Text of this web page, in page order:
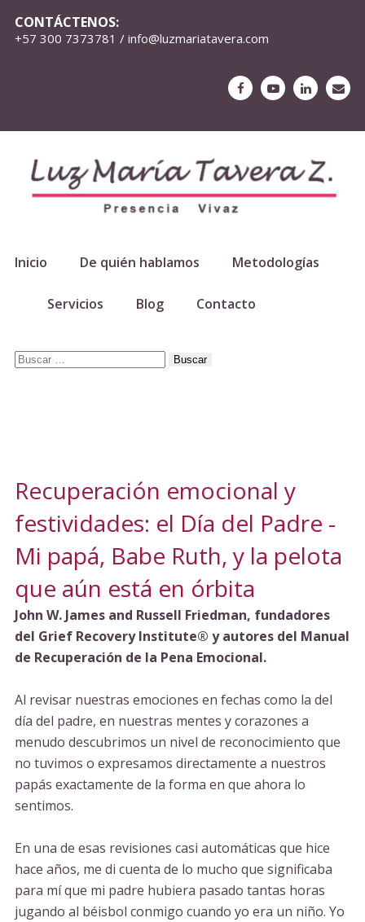
CONTÁCTENOS:
+57 300 7373781 / info@luzmariatavera.com
Inicio De quién hablamos Metodologías
Servicios Blog Contacto
Buscar:
Recuperación emocional y
festividades: el Día del Padre -
Mi papá, Babe Ruth, y la pelota
que aún está en órbita
John W. James and Russell Friedman, fundadores
del Grief Recovery Institute® y autores del Manual
de Recuperación de la Pena Emocional.
Al revisar nuestras emociones en fechas como la del
día del padre, en nuestras mentes y corazones a
menudo descubrimos un nivel de reconocimiento que
no tuvimos o expresamos directamente a nuestros
papás exactamente de la forma en que ahora lo
sentimos.
En una de esas revisiones casi automáticas que hice
hace años, me di cuenta de lo mucho que significaba
para mí que mi padre hubiera pasado tantas horas
jugando al béisbol conmigo cuando yo era un niño. Yo